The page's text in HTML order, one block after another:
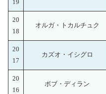
19
20
18
オルガ・トカルチュク
20
17
カズオ・イシグロ
20
16
ボブ・ディラン